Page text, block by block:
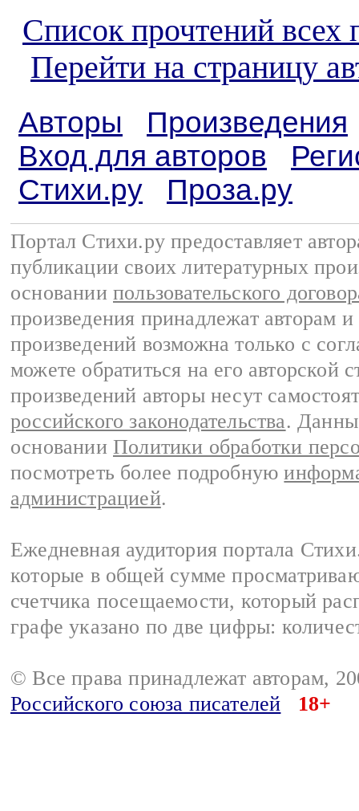
Список прочтений всех
Перейти на страницу
Авторы
Произведения
Вход для авторов
Стихи.ру
Проза.ру
Портал Стихи.ру предоставляет
публикации своих литературных
основании пользовательского
произведения принадлежат авторам
произведений возможна только с
можете обратиться на его авторской
произведений авторы несут
российского законодательства.
основании Политики обработки
посмотреть более подробную
администрацией.
Ежедневная аудитория портала
которые в общей сумме
счетчика посещаемости, который
графе указано по две цифры:
© Все права принадлежат авторам,
Российского союза писателей
18+